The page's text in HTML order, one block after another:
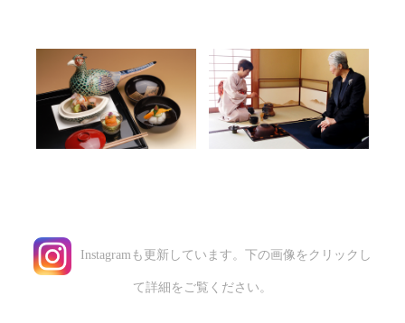
Instagramも更新しています。下の画像をクリックし
て詳細をご覧ください。